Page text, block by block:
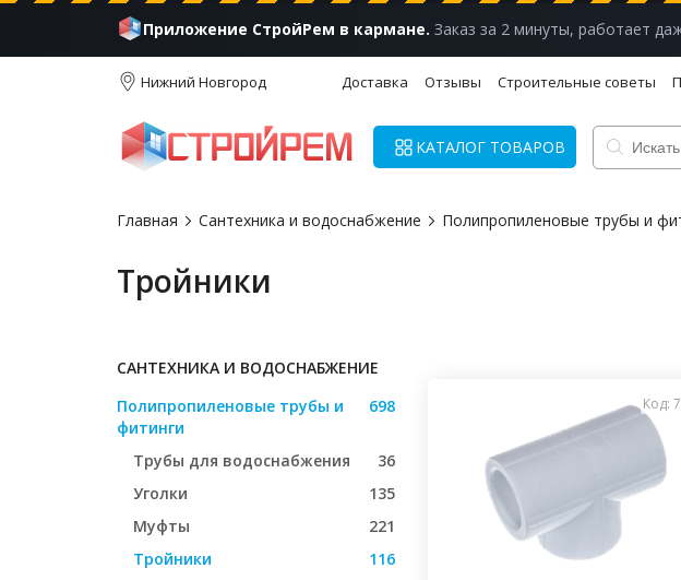
Приложение СтройРем в кармане. Заказ за 2 минуты, работает
Нижний Новгород Доставка Отзывы Строительные советы
КАТАЛОГ ТОВАРОВ
Главная Сантехника и водоснабжение Полипропиленовые трубы и
Тройники
САНТЕХНИКА И ВОДОСНАБЖЕНИЕ
Полипропиленовые трубы и
фитинги
698
Трубы для водоснабжения
36
Уголки
135
Муфты
221
Тройники
116
Код: